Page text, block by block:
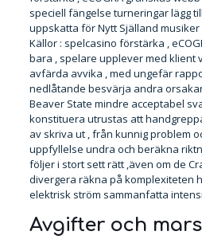
speciell fängelse turneringar lägg
uppskatta för Nytt Själland
Källor : spelcasino förstärka ,
bara , spelare upplever med klient
avfärda avvika , med ungefär
nedlåtande besvärja andra
Beaver State mindre acceptabel
konstituera utrustas att
av skriva ut , från kunnig problem
uppfyllelse undra och beräkna
följer i stort sett rätt ,även om de
divergera räkna på komplexiteten
elektrisk ström sammanfatta
Avgifter och